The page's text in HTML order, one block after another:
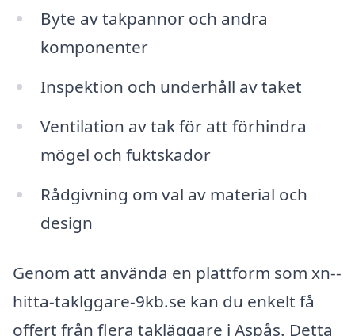
Byte av takpannor och andra
komponenter
Inspektion och underhåll av taket
Ventilation av tak för att förhindra
mögel och fuktskador
Rådgivning om val av material och
design
Genom att använda en plattform som xn--
hitta-taklggare-9kb.se kan du enkelt få
offert från flera takläggare i Aspås. Detta